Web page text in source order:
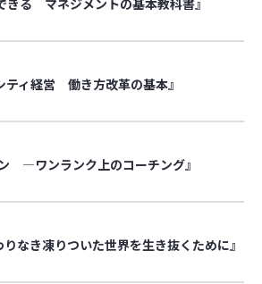
きる マネジメントの基本教科書』
ティ経営 働き方改革の基本』
―ワンランク上のコーチング』
なき凍りついた世界を生き抜くために』